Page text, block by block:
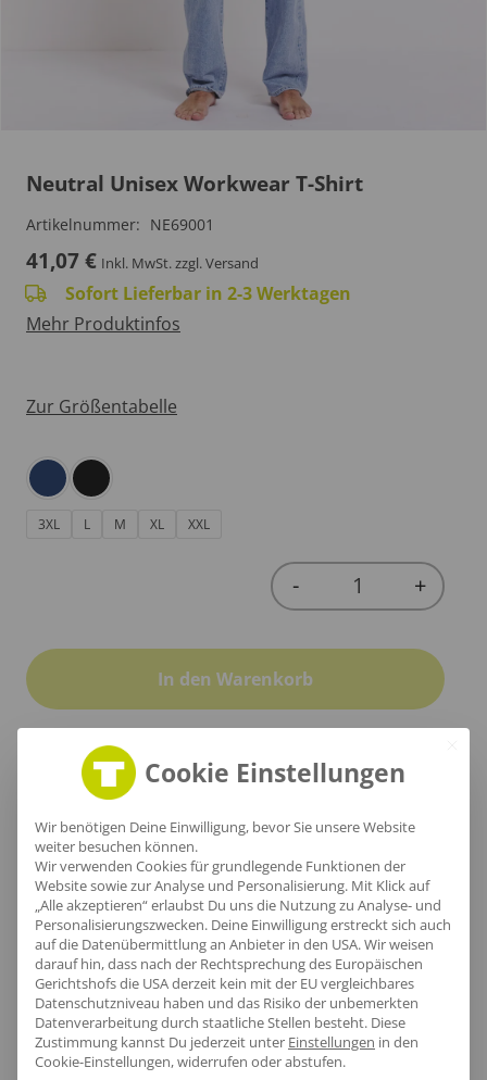
Neutral Unisex Workwear T-Shirt
Artikelnummer: NE69001
41,07€ Inkl. MwSt.zzgl. Versand
Sofort Lieferbar in 2-3 Werktagen
Mehr Produktinfos
Zur Größentabelle
3XL L M XL XXL
Quantity
- +
In den Warenkorb
Produktinfo
Artikel-Nr.:NE69001
Geschlecht:Unisex
Armlänge:Kurzarm
Obermaterial:80% Baumwolle / 20% Polyester
Grammatur:155 g/m²
Pflegehinweis:60 °C waschbar|Bügeln
Cookie Einstellungen
Wir benötigen Deine Einwilligung, bevor Sie unsere Website
weiter besuchen können.
Wir verwenden Cookies für grundlegende Funktionen der
Website sowie zur Analyse und Personalisierung. Mit Klick auf
„Alle akzeptieren“ erlaubst Du uns die Nutzung zu Analyse- und
Personalisierungszwecken. Deine Einwilligung erstreckt sich auch
auf die Datenübermittlung an Anbieter in den USA. Wir weisen
darauf hin, dass nach der Rechtsprechung des Europäischen
Gerichtshofs die USA derzeit kein mit der EU vergleichbares
Datenschutzniveau haben und das Risiko der unbemerkten
Datenverarbeitung durch staatliche Stellen besteht. Diese
Zustimmung kannst Du jederzeit unter Einstellungen in den
Cookie-Einstellungen, widerrufen oder abstufen.